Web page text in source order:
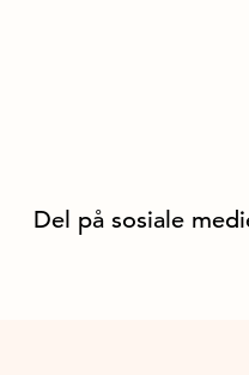
Bruk naturen til å få
Del på sosiale